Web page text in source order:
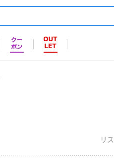
リ